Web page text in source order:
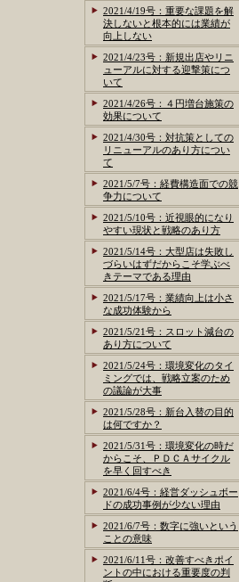
2021/4/19号：重要な課題を解
決しないと根本的には業績が
向上しない
2021/4/23号：新規出店やリニ
ューアルに対する迎撃策につ
いて
2021/4/26号：４円増台施策の
効果について
2021/4/30号：対抗策としての
リニューアルのあり方につい
て
2021/5/7号：経費構造面での競
争力について
2021/5/10号：近視眼的になり
やすい現状と戦略のあり方
2021/5/14号：大型店は失敗し
づらいはずだからこそ学ぶべ
きテーマである理由
2021/5/17号：業績向上は小さ
な成功体験から
2021/5/21号：スロット減台の
あり方について
2021/5/24号：環境変化のタイ
ミングでは、戦略立案のため
の議論が大事
2021/5/28号：新台入替の目的
は何ですか？
2021/5/31号：環境変化の時だ
からこそ、ＰＤＣＡサイクル
を早く回すべき
2021/6/4号：経営ダッシュボー
ドの成功事例が少ない理由
2021/6/7号：数字に強いという
ことの意味
2021/6/11号：改善すべきポイ
ントの中における重要度の判